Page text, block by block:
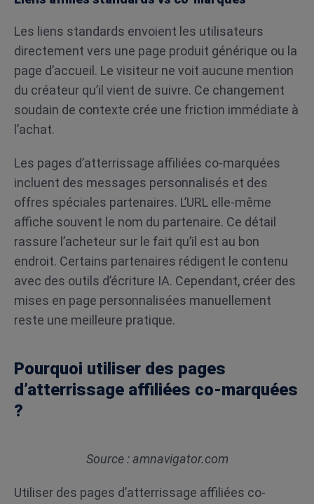
Les liens standards envoient les utilisateurs
directement vers une page produit générique ou la
page d’accueil. Le visiteur ne voit aucune mention
du créateur qu’il vient de suivre. Ce changement
soudain de contexte crée une friction immédiate à
l’achat.
Les pages d’atterrissage affiliées co-marquées
incluent des messages personnalisés et des
offres spéciales partenaires. L’URL elle-même
affiche souvent le nom du partenaire. Ce détail
rassure l’acheteur sur le fait qu’il est au bon
endroit. Certains partenaires rédigent le contenu
avec des outils d’écriture IA. Cependant, créer des
mises en page personnalisées manuellement
reste une meilleure pratique.
Pourquoi utiliser des pages
d’atterrissage affiliées co-marquées
?
Source : amnavigator.com
Utiliser des pages d’atterrissage affiliées co-